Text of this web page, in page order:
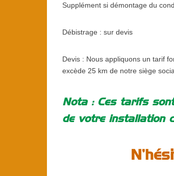
Supplément si démontage du
Débistrage : sur devis
Devis : Nous appliquons un tarif
excède 25 km de notre siège
Nota : Ces tarifs
de votre installation